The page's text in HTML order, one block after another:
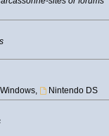
Windows, Nintendo DS